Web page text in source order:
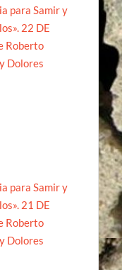
para Samir y
22 DE
Roberto
Dolores
para Samir y
21 DE
Roberto
Dolores